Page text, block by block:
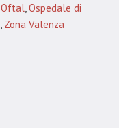
Oftal Ospedale di
Zona Valenza